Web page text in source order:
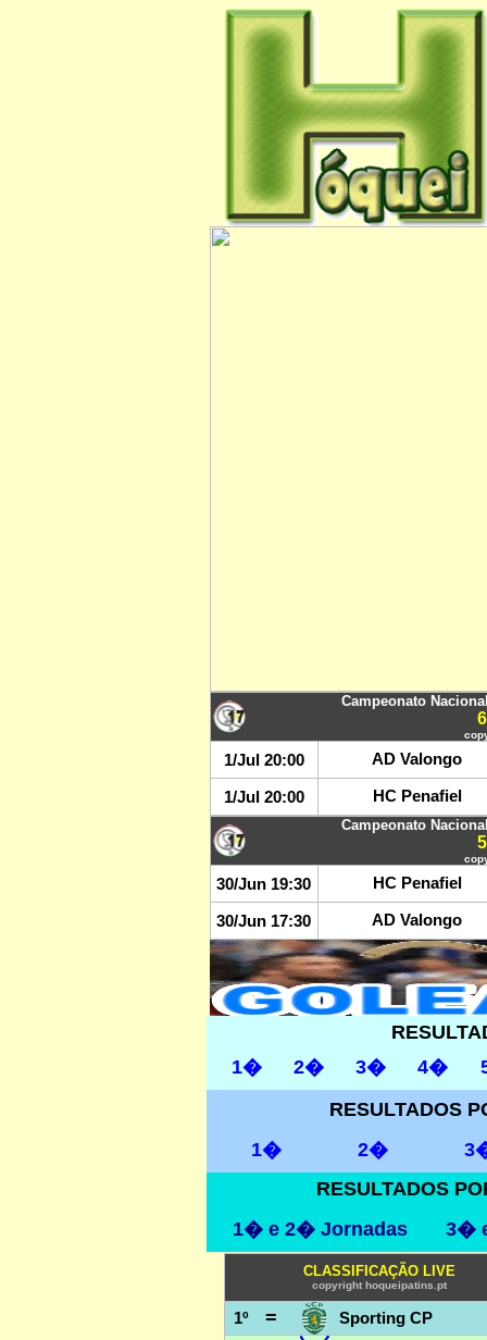
Campeonato
1/Jul 20:00 AD Valongo
1/Jul 20:00 HC Penafiel
Campeonato
30/Jun 19:30 HC Penafiel
30/Jun 17:30 AD Valongo
1�
2� 3� 4�
RESULTADOS
1�
2�
RESULTADOS
1� e 2� Jornadas
3�